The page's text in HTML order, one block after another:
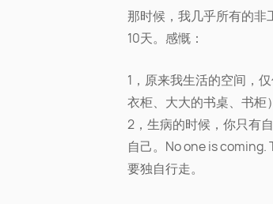
那时候，我几乎所有的
10天。感慨：
1，原来我生活的空间，
衣柜、大大的书桌、书柜）
2，生病的时候，你只有
自己。No one is
要独自行走。